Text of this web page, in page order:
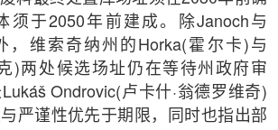
须于2050年前建成。除Janoch与
，维索奇纳州的Horka(霍尔卡)与
)两处候选场址仍在等待州政府审
Ondrovic(卢卡什·翁德罗维奇)
严谨性优先于期限，同时也指出部